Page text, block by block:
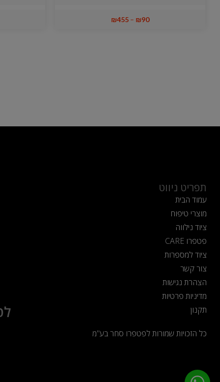
₪90
–
₪455
תפריט ניווט
עמוד הבית
מוצרי טיפוח
ציוד נילווה
פטפרו CARE
ציוד למספרות
צור קשר
הצהרת נגישות
מדיניות פרטיות
תקנון
כל הזכויות שמורות לפטפרו סחר בע"מ